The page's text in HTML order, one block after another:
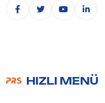
HIZLI MENÜ